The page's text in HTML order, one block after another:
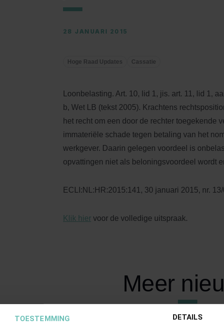
TOESTEMMING DETAILS
28 JANUARI 2015
Hoge Raad Updates Cassatie
Loonbelasting. Art. 10, lid 1, jis. art. 11, lid 1,
b, Wet LB (tekst 2005). Krachtens
het recht om een door de rechter toegekende
immateriële schade tegen betaling van het
werkgever. Daarin gelegen voordeel is
opvattingen niet als beloningsvoordeel wordt
ECLI:NL:HR:2015:141, 30 januari 2015, nr.
Klik hier voor de volledige uitspraak.
Meer